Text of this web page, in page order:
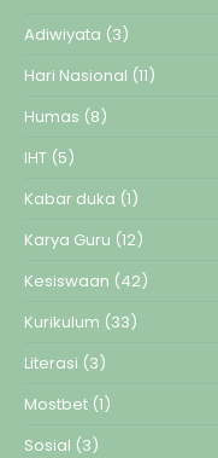
Adiwiyata (3)
Hari Nasional (11)
Humas (8)
IHT (5)
Kabar duka (1)
Karya Guru (12)
Kesiswaan (42)
Kurikulum (33)
Literasi (3)
Mostbet (1)
Sosial (3)